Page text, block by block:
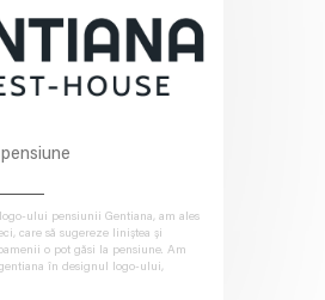
ului pensiunii Gentiana, am ales
care să sugereze liniștea și
o pot găsi la pensiune. Am
în designul logo-ului,